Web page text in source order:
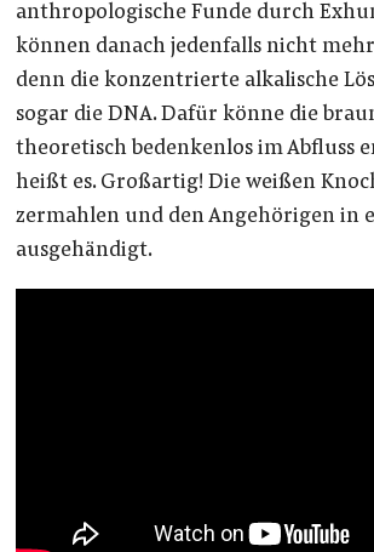
anthropologische Funde durch
können danach jedenfalls nicht
denn die konzentrierte alkalische
sogar die DNA. Dafür könne die
theoretisch bedenkenlos im Abfluss
heißt es. Großartig! Die weißen
zermahlen und den Angehörigen in
ausgehändigt.